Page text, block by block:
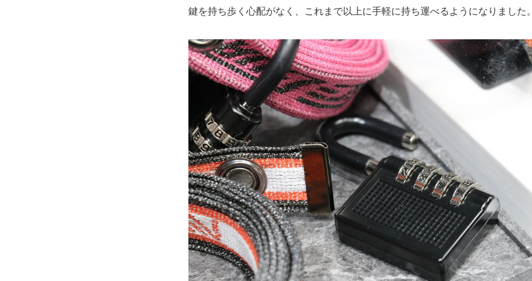
鍵を持ち歩く心配がなく、これまで以上に手軽に持ち運べるようになりました。